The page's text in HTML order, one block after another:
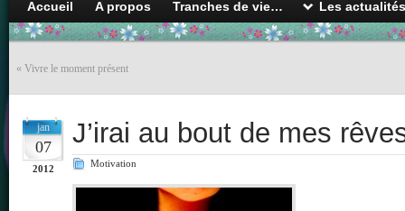
Accueil A propos Tranches de vie… Les
« Vivre le moment présent
jan
07
2012
J’irai au bout de mes
Motivation